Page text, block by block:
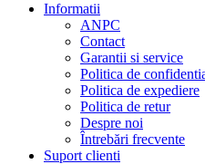
Informatii
ANPC
Contact
Garantii si service
Politica de
Politica de expediere
Politica de retur
Despre noi
Întrebări frecvente
Suport clienti